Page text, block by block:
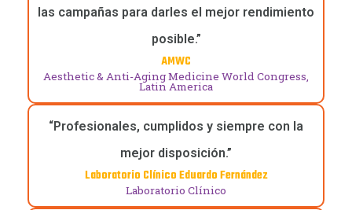
las campañas para darles el mejor rendimiento
posible.”
AMWC
Aesthetic & Anti-Aging Medicine World Congress,
Latin America
“Profesionales, cumplidos y siempre con la
mejor disposición.”
Laboratorio Clínico Eduardo Fernández
Laboratorio Clínico